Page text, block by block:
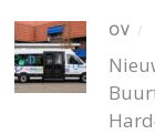
OV /